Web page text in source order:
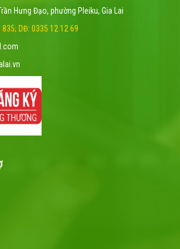
Hưng Đạo, phường Pleiku, Gia Lai
DĐ: 0335 12 12 69